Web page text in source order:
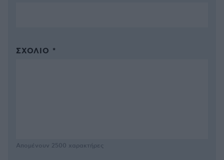
ΣΧΌΛΙΟ *
Απομένουν 2500 χαρακτήρες